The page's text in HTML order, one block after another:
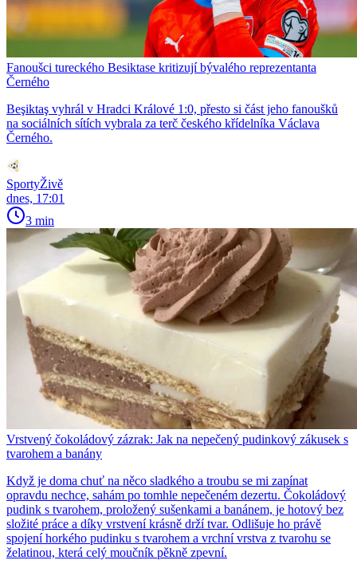
Fanoušci tureckého Besiktase kritizují bývalého reprezentanta
Černého
Beşiktaş vyhrál v Hradci Králové 1:0, přesto si část jeho fanoušků
na sociálních sítích vybrala za terč českého křídelníka Václava
Černého.
SportyŽivě
dnes, 17:01
3 min
Vrstvený čokoládový zázrak: Jak na nepečený pudinkový zákusek s
tvarohem a banány
Když je doma chuť na něco sladkého a troubu se mi zapínat
opravdu nechce, sahám po tomhle nepečeném dezertu. Čokoládový
pudink s tvarohem, proložený sušenkami a banánem, je hotový bez
složité práce a díky vrstvení krásně drží tvar. Odlišuje ho právě
spojení horkého pudinku s tvarohem a vrchní vrstva z tvarohu se
želatinou, která celý moučník pěkně zpevní.